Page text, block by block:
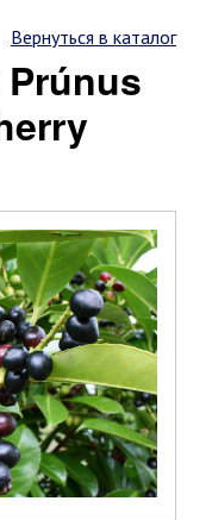
Вернуться в каталог
Prúnus